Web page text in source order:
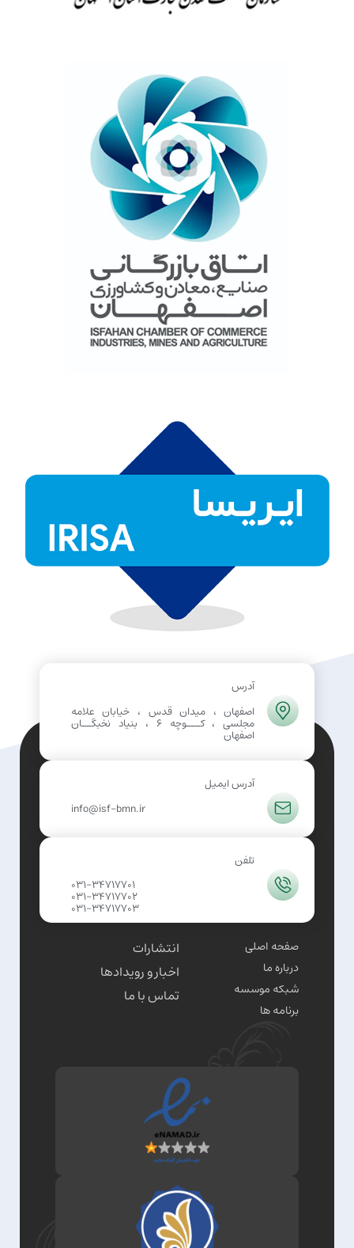
آدرس
اصفهان ، میدان قدس ، خیابان علامه
مجلسی ، کـــوچه 6 ، بنیاد نخبگــان
اصفهان
آدرس ایمیل
info@isf-bmn.ir
تلفن
031-34717701
031-34717702
031-34717703
صفحه اصلی
درباره ما
شبکه موسسه
برنامه ها
انتشارات
اخبار و رویدادها
تماس با ما